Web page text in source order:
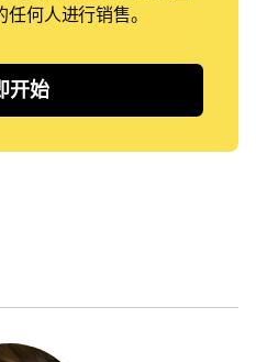
何人进行销售。
开始